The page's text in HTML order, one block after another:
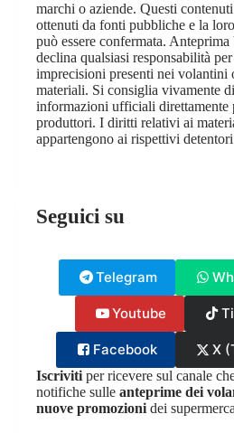
marchi o aziende. Questi
ottenuti da fonti pubbliche e la
può essere confermata.
declina qualsiasi responsabilità
imprecisioni presenti nei volantini
materiali. Si consiglia vivamente
informazioni ufficiali direttamente
produttori. I diritti relativi ai
appartengono ai rispettivi
Seguici su
Telegram
Youtube
Facebook X
Iscriviti per ricevere sul canale
notifiche sulle anteprime dei
nuove promozioni dei